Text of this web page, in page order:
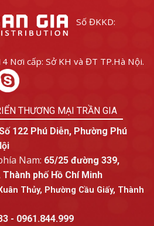
Số ĐKKD:
Nơi cấp: Sở KH và ĐT TP.Hà Nội.
THƯƠNG MẠI TRẦN GIA
122 Phú Diễn, Phường Phú
Nam: 65/25 đường 339,
phố Hồ Chí Minh
Thủy, Phường Cầu Giấy, Thành
- 0961.844.999